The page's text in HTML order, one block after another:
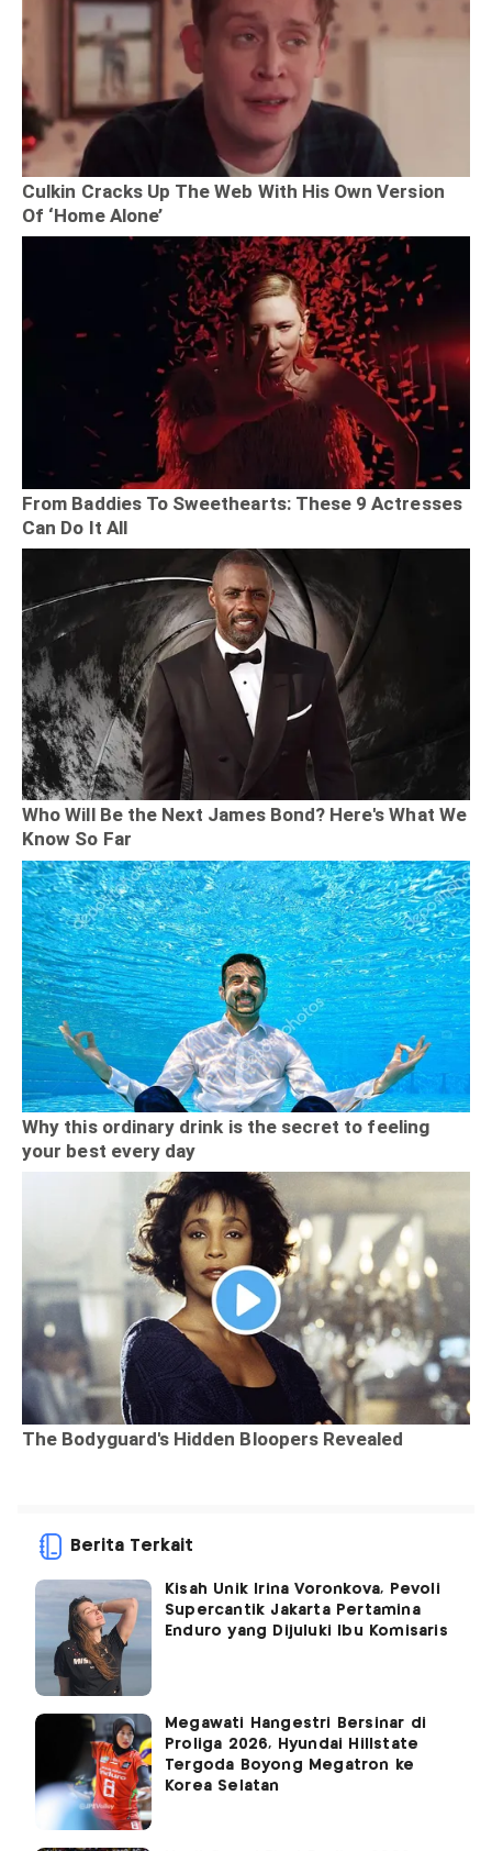
Berita Terkait
Kisah Unik Irina Voronkova, Pevoli
Supercantik Jakarta Pertamina
Enduro yang Dijuluki Ibu Komisaris
Megawati Hangestri Bersinar di
Proliga 2026, Hyundai Hillstate
Tergoda Boyong Megatron ke
Korea Selatan